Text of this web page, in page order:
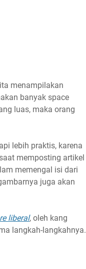
menampilakan
banyak space
luas, maka orang
lebih praktis, karena
memposting artikel
memengal isi dari
juga akan
liberal, oleh kang
langkah-langkahnya.